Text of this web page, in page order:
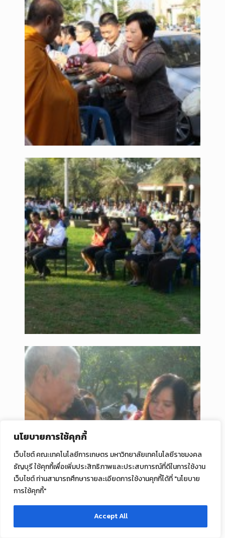
นโยบายการใช้คุกกี้
เว็บไซต์ คณะเทคโนโลยีการเกษตร มหาวิทยาลัยเทคโนโลยีราชมงคล
ธัญบุรี ใช้คุกกี้เพื่อเพิ่มประสิทธิภาพและประสบการณ์ที่ดีในการใช้งาน
เว็บไซต์ ท่านสามารถศึกษารายละเอียดการใช้งานคุกกี้ได้ที่ "นโยบาย
การใช้คุกกี้"
Accept All